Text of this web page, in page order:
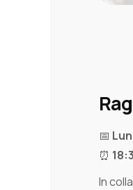
📅
⏰
In